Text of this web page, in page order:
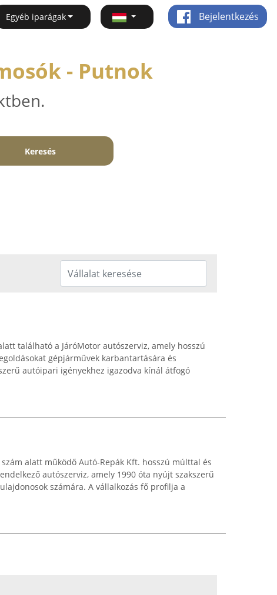
Egyéb iparágak Bejelentkezés
- Putnok
Keresés
található a JáróMotor autószerviz, amely hosszú
gépjárművek karbantartására és
autóipari igényekhez igazodva kínál átfogó
alatt működő Autó-Repák Kft. hosszú múlttal és
autószerviz, amely 1990 óta nyújt szakszerű
számára. A vállalkozás fő profilja a